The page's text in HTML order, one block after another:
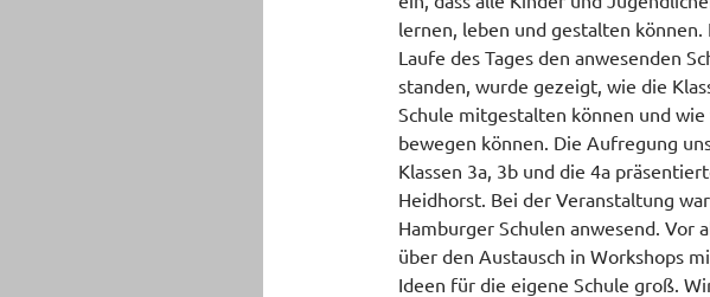
lernen, leben und gestalten können.
Laufe des Tages den anwesenden
standen, wurde gezeigt, wie die
Schule mitgestalten können und
bewegen können. Die Aufregung
Klassen 3a, 3b und die 4a
Heidhorst. Bei der Veranstaltung
Hamburger Schulen anwesend. Vor
über den Austausch in Workshops
Ideen für die eigene Schule groß.